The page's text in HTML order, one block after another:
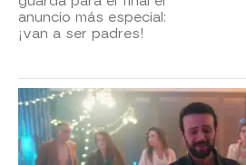
anuncio más especial:
¡van a ser padres!